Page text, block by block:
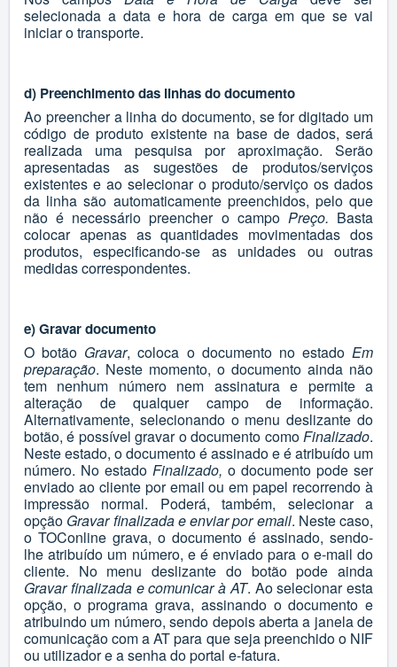
selecionada a data e hora de carga em que se vai
iniciar o transporte.
d) Preenchimento das linhas do documento
Ao preencher a linha do documento, se for digitado um
código de produto existente na base de dados, será
realizada uma pesquisa por aproximação. Serão
apresentadas as sugestões de produtos/serviços
existentes e ao selecionar o produto/serviço os dados
da linha são automaticamente preenchidos, pelo que
não é necessário preencher o campo Preço. Basta
colocar apenas as quantidades movimentadas dos
produtos, especificando-se as unidades ou outras
medidas correspondentes.
e) Gravar documento
O botão Gravar, coloca o documento no estado Em
preparação. Neste momento, o documento ainda não
tem nenhum número nem assinatura e permite a
alteração de qualquer campo de informação.
Alternativamente, selecionando o menu deslizante do
botão, é possível gravar o documento comoFinalizado.
Neste estado, o documento é assinado e é atribuído um
número. No estado Finalizado, o documento pode ser
enviado ao cliente por email ou em papel recorrendo à
impressão normal. Poderá, também, selecionar a
opção Gravar finalizada e enviar por email. Neste caso,
o TOConline grava, o documento é assinado, sendo-
lhe atribuído um número, e é enviado para o e-mail do
cliente. No menu deslizante do botão pode ainda
Gravar finalizada e comunicar à AT. Ao selecionar esta
opção, o programa grava, assinando o documento e
atribuindo um número, sendo depois aberta a janela de
comunicação com a AT para que seja preenchido o NIF
ou utilizador e a senha do portal e-fatura.